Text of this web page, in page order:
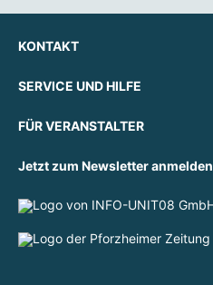
KONTAKT
SERVICE UND HILFE
FÜR VERANSTALTER
Jetzt zum Newsletter anmelden